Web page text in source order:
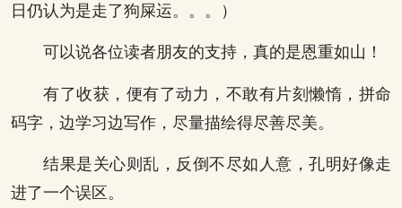
日仍认为是走了狗屎运。。。）
可以说各位读者朋友的支持，真的是恩重如山！
有了收获，便有了动力，不敢有片刻懒惰，拼命
码字，边学习边写作，尽量描绘得尽善尽美。
结果是关心则乱，反倒不尽如人意，孔明好像走
进了一个误区。